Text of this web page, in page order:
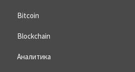
Bitcoin
Blockchain
Аналитика
Home»Bitcoin
ChatGPT
ETH